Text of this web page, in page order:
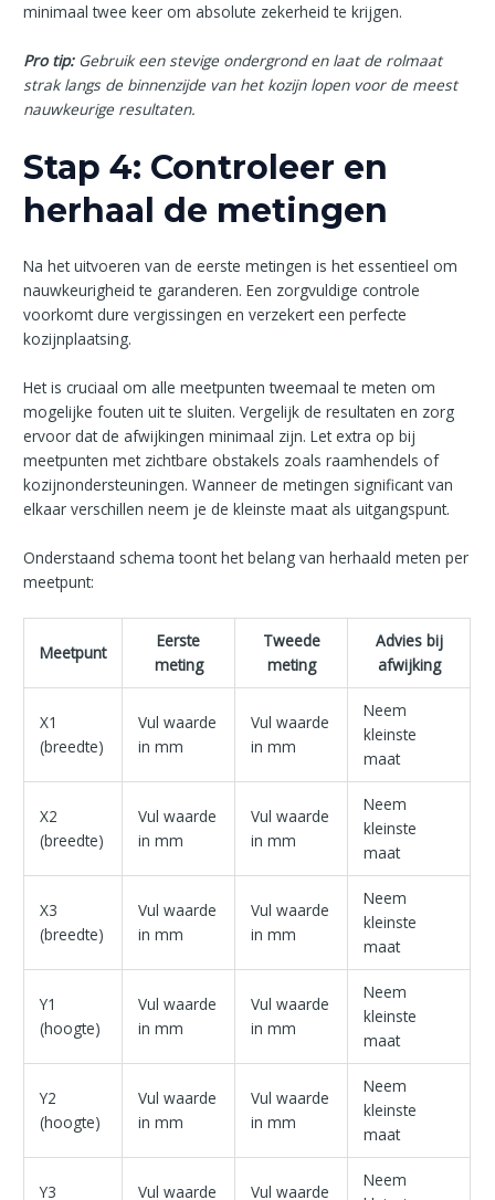
minimaal twee keer om absolute zekerheid te krijgen.
Pro tip: Gebruik een stevige ondergrond en laat de rolmaat
strak langs de binnenzijde van het kozijn lopen voor de meest
nauwkeurige resultaten.
Stap 4: Controleer en
herhaal de metingen
Na het uitvoeren van de eerste metingen is het essentieel om
nauwkeurigheid te garanderen. Een zorgvuldige controle
voorkomt dure vergissingen en verzekert een perfecte
kozijnplaatsing.
Het is cruciaal om alle meetpunten tweemaal te meten om
mogelijke fouten uit te sluiten. Vergelijk de resultaten en zorg
ervoor dat de afwijkingen minimaal zijn. Let extra op bij
meetpunten met zichtbare obstakels zoals raamhendels of
kozijnondersteuningen. Wanneer de metingen significant van
elkaar verschillen neem je de kleinste maat als uitgangspunt.
Onderstaand schema toont het belang van herhaald meten per
meetpunt:
Meetpunt
Eerste
meting
Tweede
meting
Advies bij
afwijking
X1
(breedte)
Vul waarde
in mm
Vul waarde
in mm
Neem
kleinste
maat
X2
(breedte)
Vul waarde
in mm
Vul waarde
in mm
Neem
kleinste
maat
X3
(breedte)
Vul waarde
in mm
Vul waarde
in mm
Neem
kleinste
maat
Y1
(hoogte)
Vul waarde
in mm
Vul waarde
in mm
Neem
kleinste
maat
Y2
(hoogte)
Vul waarde
in mm
Vul waarde
in mm
Neem
kleinste
maat
Y3
Vul waarde
Vul waarde
Neem